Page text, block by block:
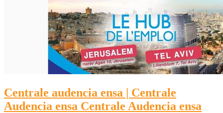
Centrale audencia ensa | Centrale
Audencia ensa Centrale Audencia ensa